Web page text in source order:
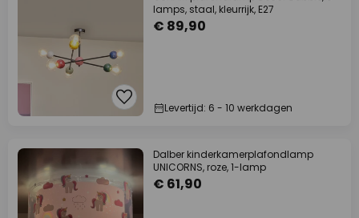
lamps, staal, kleurrijk, E27
€ 89,90
Levertijd: 6 - 10 werkdagen
Dalber kinderkamerplafondlamp
UNICORNS, roze, 1-lamp
€ 61,90